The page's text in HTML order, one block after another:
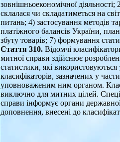
зовнішньоекономічної
склалася чи складатиметься на
питань; 4) застосування методів
платіжного балансів України,
збуту товарів; 7) формування
Стаття 310. Відомчі
митної справи здійснює
статистики, які
класифікаторів, зазначених у
уповноваженим ним органом.
виключно для митних цілей.
справи інформує органи державної
доповнення, внесені до